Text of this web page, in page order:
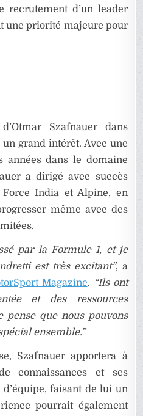
recrutement d’un leader
une priorité majeure pour
Szafnauer dans
grand intérêt. Avec une
années dans le domaine
a dirigé avec succès
India et Alpine, en
même avec des
par la Formule 1, et je
est très excitant”, a
Magazine. “Ils ont
et des ressources
pense que nous pouvons
ensemble.”
Szafnauer apportera à
connaissances et ses
faisant de lui un
pourrait également